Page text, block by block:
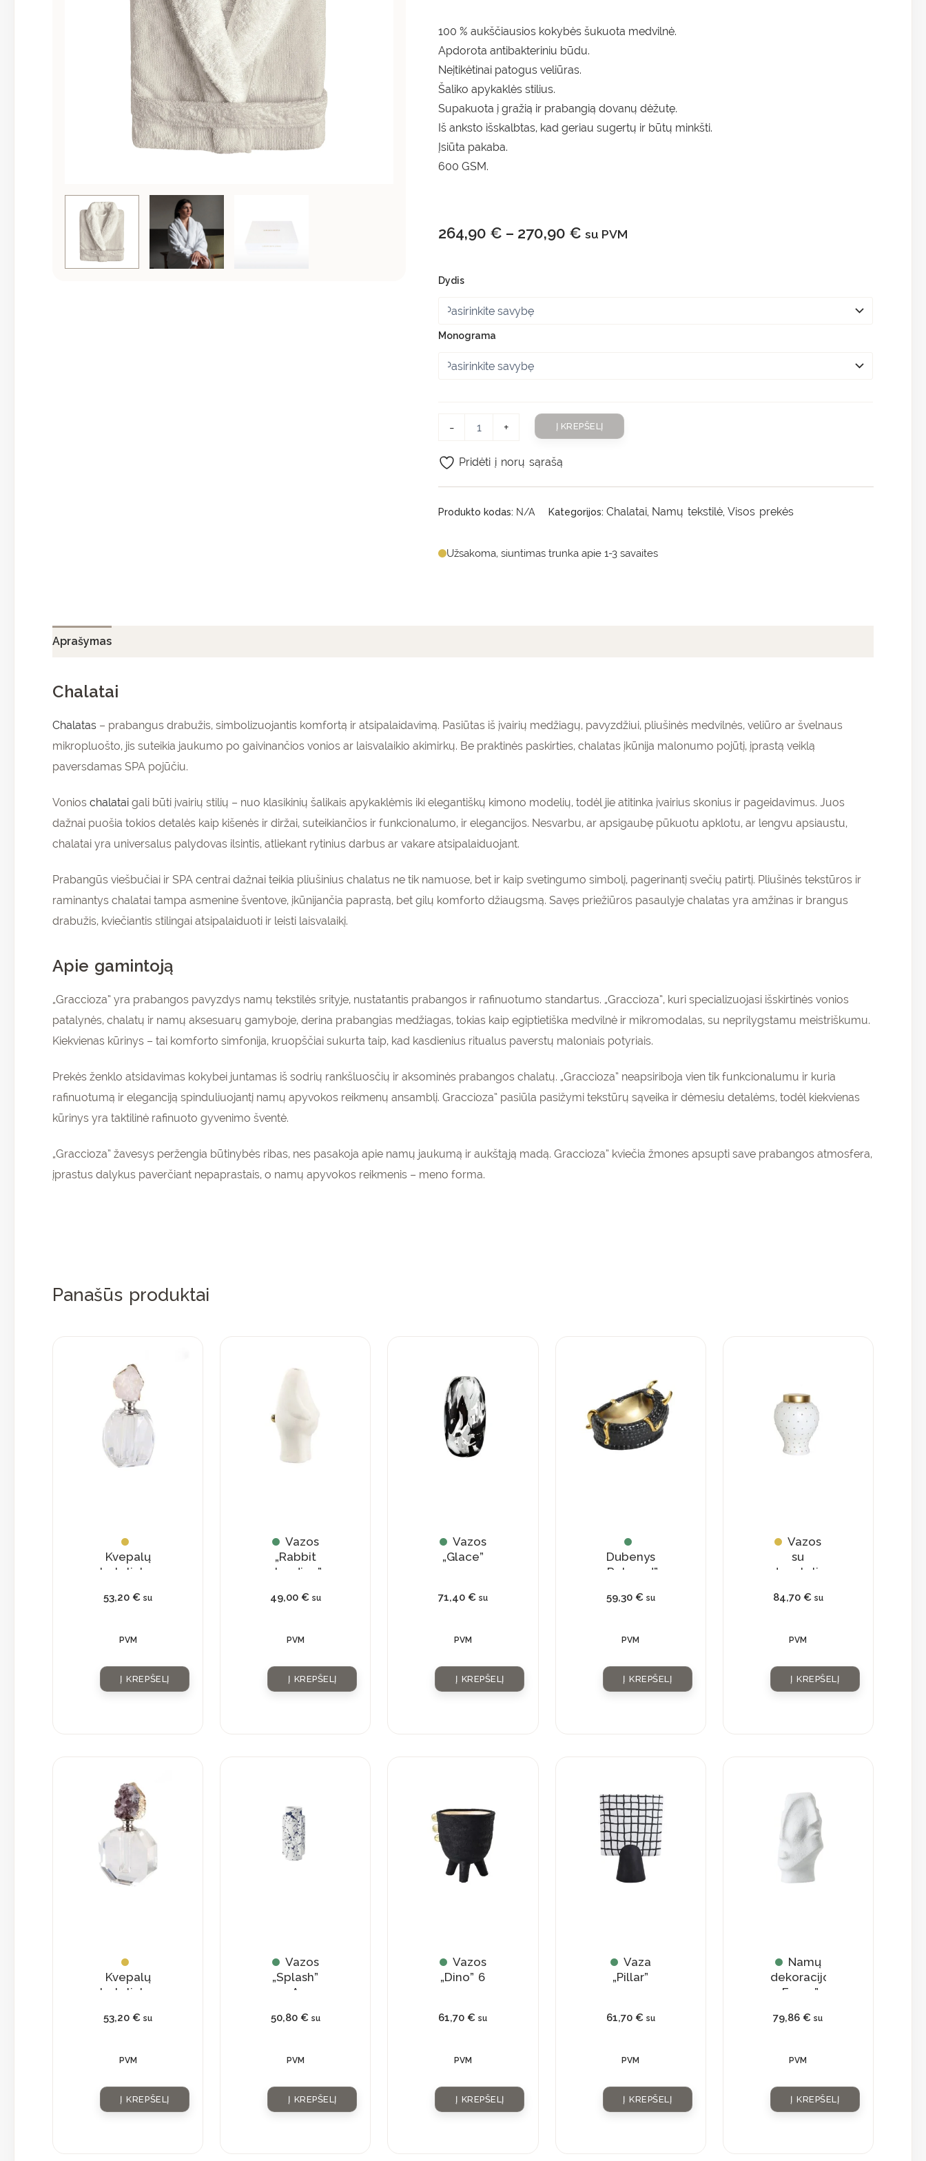
100 % aukščiausios kokybės šukuota medvilnė.
Apdorota antibakteriniu būdu.
Neįtikėtinai patogus veliūras.
Šaliko apykaklės stilius.
Supakuota į gražią ir prabangią dovanų dėžutę.
Iš anksto išskalbtas, kad geriau sugertų ir būtų minkšti.
Įsiūta pakaba.
600 GSM.
264,90 € – 270,90 € su PVM
Dydis
Monograma
- + Į KREPŠELĮ
Produkto kodas: N/A Kategorijos:Chalatai, Namų tekstilė,Visos prekės
Užsakoma, siuntimas trunka apie 1-3 savaites
Pridėti į norų sąrašą
Aprašymas
Chalatai
Chalatas – prabangus drabužis, simbolizuojantis komfortą ir atsipalaidavimą. Pasiūtas iš įvairių medžiagų, pavyzdžiui, pliušinės medvilnės, veliūro ar švelnaus
mikropluošto, jis suteikia jaukumo po gaivinančios vonios ar laisvalaikio akimirkų. Be praktinės paskirties, chalatas įkūnija malonumo pojūtį, įprastą veiklą
paversdamas SPA pojūčiu.
Vonios chalatai gali būti įvairių stilių – nuo klasikinių šalikais apykaklėmis iki elegantiškų kimono modelių, todėl jie atitinka įvairius skonius ir pageidavimus. Juos
dažnai puošia tokios detalės kaip kišenės ir diržai, suteikiančios ir funkcionalumo, ir elegancijos. Nesvarbu, ar apsigaubę pūkuotu apklotu, ar lengvu apsiaustu,
chalatai yra universalus palydovas ilsintis, atliekant rytinius darbus ar vakare atsipalaiduojant.
Prabangūs viešbučiai ir SPA centrai dažnai teikia pliušinius chalatus ne tik namuose, bet ir kaip svetingumo simbolį, pagerinantį svečių patirtį. Pliušinės tekstūros ir
raminantys chalatai tampa asmenine šventove, įkūnijančia paprastą, bet gilų komforto džiaugsmą. Savęs priežiūros pasaulyje chalatas yra amžinas ir brangus
drabužis, kviečiantis stilingai atsipalaiduoti ir leisti laisvalaikį.
Apie gamintoją
„Graccioza” yra prabangos pavyzdys namų tekstilės srityje, nustatantis prabangos ir rafinuotumo standartus. „Graccioza”, kuri specializuojasi išskirtinės vonios
patalynės, chalatų ir namų aksesuarų gamyboje, derina prabangias medžiagas, tokias kaip egiptietiška medvilnė ir mikromodalas, su neprilygstamu meistriškumu.
Kiekvienas kūrinys – tai komforto simfonija, kruopščiai sukurta taip, kad kasdienius ritualus paverstų maloniais potyriais.
Prekės ženklo atsidavimas kokybei juntamas iš sodrių rankšluosčių ir aksominės prabangos chalatų. „Graccioza” neapsiriboja vien tik funkcionalumu ir kuria
rafinuotumą ir eleganciją spinduliuojantį namų apyvokos reikmenų ansamblį. Graccioza” pasiūla pasižymi tekstūrų sąveika ir dėmesiu detalėms, todėl kiekvienas
kūrinys yra taktilinė rafinuoto gyvenimo šventė.
„Graccioza” žavesys peržengia būtinybės ribas, nes pasakoja apie namų jaukumą ir aukštąją madą. Graccioza” kviečia žmones apsupti save prabangos atmosfera,
įprastus dalykus paverčiant nepaprastais, o namų apyvokos reikmenis – meno forma.
Panašūs produktai
Kvepalų
buteliukas
natūraliu
53,20€ su
PVM
Į KREPŠELĮ
Vazos
„Rabbit
standing”
49,00 € su
PVM
Į KREPŠELĮ
Vazos
„Glace”
71,40 € su
PVM
Į KREPŠELĮ
Dubenys
„Relaxed”
59,30 € su
PVM
Į KREPŠELĮ
Vazos
su
dangteliu
84,70 € su
PVM
Į KREPŠELĮ
Kvepalų
buteliukas
natūraliu
53,20€ su
PVM
Į KREPŠELĮ
Vazos
„Splash”
A
50,80 € su
PVM
Į KREPŠELĮ
Vazos
„Dino” 6
61,70€ su
PVM
Į KREPŠELĮ
Vaza
„Pillar”
61,70 € su
PVM
Į KREPŠELĮ
Namų
dekoracijos
„Faces”
79,86€ su
PVM
Į KREPŠELĮ